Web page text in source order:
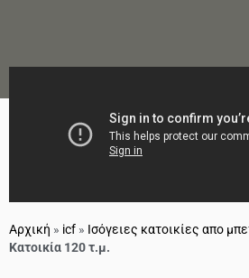
Αρχική » icf » Ισόγειες κατοικίες απο
Κατοικία 120 τ.μ.